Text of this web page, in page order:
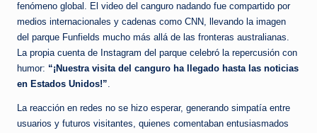
fenómeno global. El video del canguro nadando fue compartido por
medios internacionales y cadenas como CNN, llevando la imagen
del parque Funfields mucho más allá de las fronteras australianas.
La propia cuenta de Instagram del parque celebró la repercusión con
humor: “¡Nuestra visita del canguro ha llegado hasta las noticias
en Estados Unidos!”.
La reacción en redes no se hizo esperar, generando simpatía entre
usuarios y futuros visitantes, quienes comentaban entusiasmados